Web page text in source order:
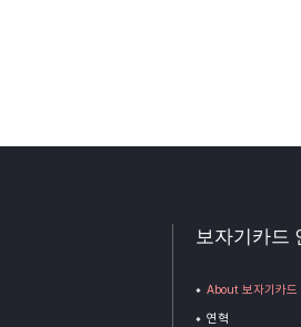
보자기카드
About 보자기카드
연혁